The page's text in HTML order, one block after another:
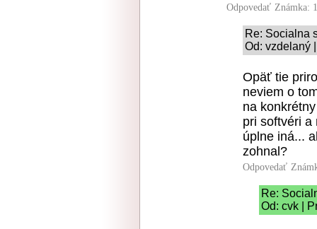
Odpovedať Známka:
Re: Socialna
Od: vzdelaný
Opäť tie
neviem o
na
pri softvéri a
úplne iná...
zohnal?
Odpovedať
Re:
Od: cvk |